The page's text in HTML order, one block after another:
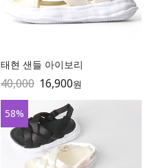
태현 샌들 아이보리
40,000 16,900원
58%